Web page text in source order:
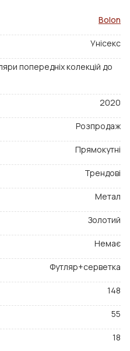
Bolon
Унісекс
попередніх колекцій до
2020
Розпродаж
Прямокутні
Трендові
Метал
Золотий
Немає
Футляр+серветка
148
55
18